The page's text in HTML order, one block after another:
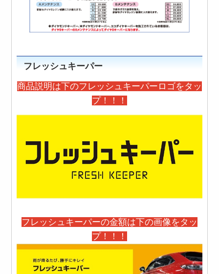
フレッシュキーパー
商品説明は下のフレッシュキーパーロゴをタッ
プ！！！
フレッシュキーパーの金額は下の画像をタッ
プ！！！